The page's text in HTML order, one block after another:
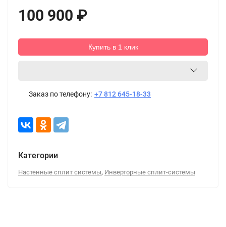
100 900 ₽
Купить в 1 клик
Заказ по телефону: +7 812 645-18-33
Категории
Настенные сплит системы, Инверторные сплит-системы